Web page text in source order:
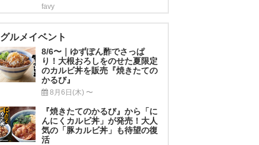
favy
グルメイベント
8/6〜｜ゆずぽん酢でさっぱ
り！大根おろしをのせた夏限定
のカルビ丼を販売『焼きたての
かるび』
8月6日(木) 〜
『焼きたてのかるび』から「に
んにくカルビ丼」が発売！大人
気の「豚カルビ丼」も待望の復
活